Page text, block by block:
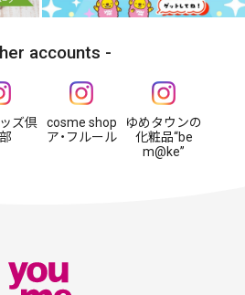
accounts
ズ倶
cosme shop
ア・フルール
ゆめタウンの
化粧品“be
m@ke”